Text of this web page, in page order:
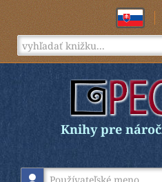
Knihy pre
Používateľské meno